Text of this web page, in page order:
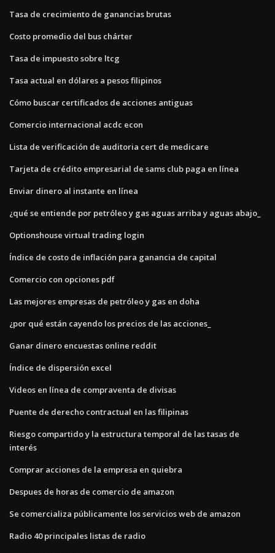
Tasa de crecimiento de ganancias brutas
Costo promedio del bus chárter
Tasa de impuesto sobre ltcg
Tasa actual en dólares a pesos filipinos
Cómo buscar certificados de acciones antiguas
Comercio internacional acdc econ
Lista de verificación de auditoria cert de medicare
Tarjeta de crédito empresarial de sams club paga en línea
Enviar dinero al instante en línea
¿qué se entiende por petróleo y gas aguas arriba y aguas abajo_
Optionshouse virtual trading login
Índice de costo de inflación para ganancia de capital
Comercio con opciones pdf
Las mejores empresas de petróleo y gas en doha
¿por qué están cayendo los precios de las acciones_
Ganar dinero encuestas online reddit
Índice de dispersión excel
Videos en línea de compraventa de divisas
Puente de derecho contractual en las filipinas
Riesgo compartido y la estructura temporal de las tasas de
interés
Comprar acciones de la empresa en quiebra
Despues de horas de comercio de amazon
Se comercializa públicamente los servicios web de amazon
Radio 40 principales listas de radio